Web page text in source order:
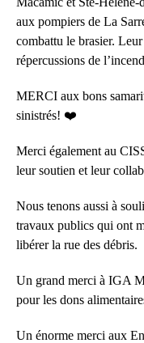
aux pompiers de La
combattu le brasier.
répercussions de
MERCI aux bons
sinistrés! ❤️
Merci également au
leur soutien et leur
Nous tenons aussi à
travaux publics qui ont
libérer la rue des débris.
Un grand merci à IGA
pour les dons
Un énorme merci aux